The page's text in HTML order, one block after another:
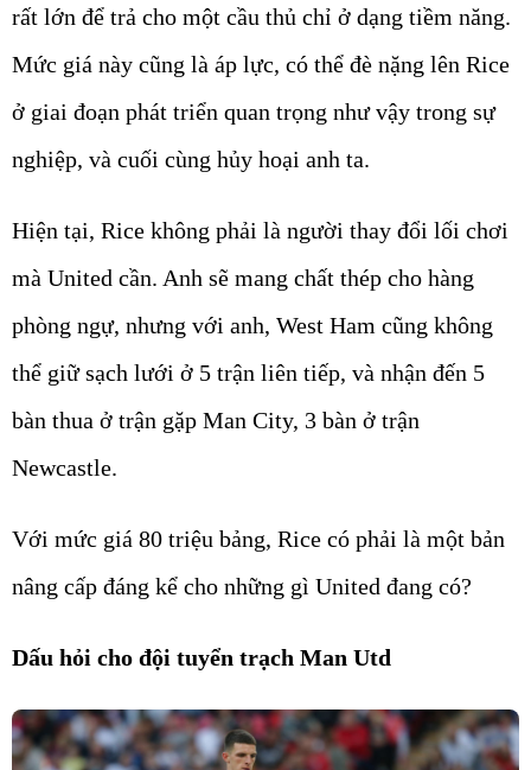
rất lớn để trả cho một cầu thủ chỉ ở dạng tiềm năng.
Mức giá này cũng là áp lực, có thể đè nặng lên Rice
ở giai đoạn phát triển quan trọng như vậy trong sự
nghiệp, và cuối cùng hủy hoại anh ta.
Hiện tại, Rice không phải là người thay đổi lối chơi
mà United cần. Anh sẽ mang chất thép cho hàng
phòng ngự, nhưng với anh, West Ham cũng không
thể giữ sạch lưới ở 5 trận liên tiếp, và nhận đến 5
bàn thua ở trận gặp Man City, 3 bàn ở trận
Newcastle.
Với mức giá 80 triệu bảng, Rice có phải là một bản
nâng cấp đáng kể cho những gì United đang có?
Dấu hỏi cho đội tuyển trạch Man Utd